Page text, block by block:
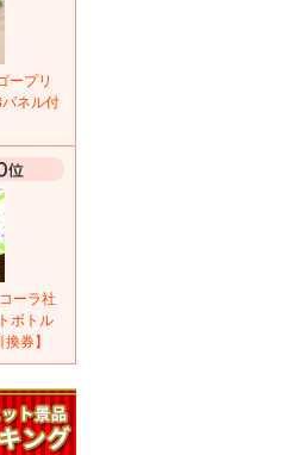
ープリ
ネル付
ーラ社
ボトル
券】